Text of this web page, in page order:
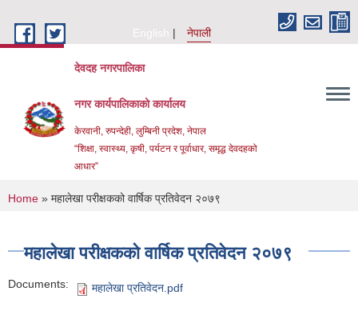
English
नेपाली
देवदह नगरपालिका
नगर कार्यपालिकाको कार्यालय
केरवानी, रुपन्देही, लुम्बिनी प्रदेश, नेपाल
“शिक्षा, स्वास्थ्य, कृषी, पर्यटन र पूर्वाधार, समृद्ध देवदहको
आधार”
You are here
Home » महालेखा परीक्षकको वार्षिक प्रतिवेदन २०७९
महालेखा परीक्षकको वार्षिक प्रतिवेदन २०७९
Documents: महालेखा प्रतिवेदन.pdf